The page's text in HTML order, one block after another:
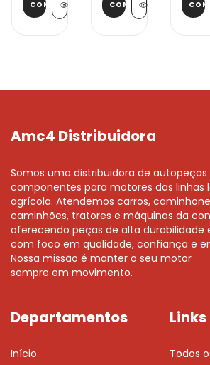
Amc4 Distribuidora
Somos uma distribuidora de
componentes para motores das linhas
agrícola. Atendemos carros,
caminhões, tratores e máquinas da
oferecendo peças de alta durabilidade
com foco em qualidade, confiança e
Nossa missão é manter o seu motor
sempre em movimento.
Departamentos
Início Todos